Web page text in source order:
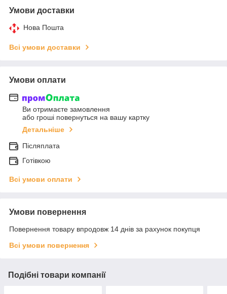
Умови доставки
Нова Пошта
Всі умови доставки
Умови оплати
Ви отримаєте замовлення
або гроші повернуться на вашу картку
Детальніше
Післяплата
Готівкою
Всі умови оплати
Умови повернення
Повернення товару впродовж 14 днів за рахунок покупця
Всі умови повернення
Подібні товари компанії